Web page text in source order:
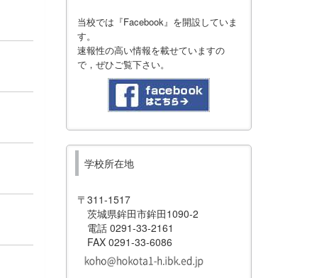
当校では『Facebook』を開設していま
す。
速報性の高い情報を載せていますの
で，ぜひご覧下さい。
学校所在地
〒311-1517
茨城県鉾田市鉾田1090-2
電話 0291-33-2161
FAX 0291-33-6086